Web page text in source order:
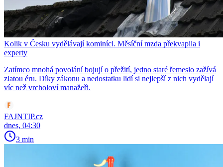
Kolik v Česku vydělávají kominíci. Měsíční mzda překvapila i
experty
Zatímco mnohá povolání bojují o přežití, jedno staré řemeslo zažívá
zlatou éru. Díky zákonu a nedostatku lidí si nejlepší z nich vydělají
víc než vrcholoví manažeři.
FAJNTIP.cz
dnes, 04:30
3 min